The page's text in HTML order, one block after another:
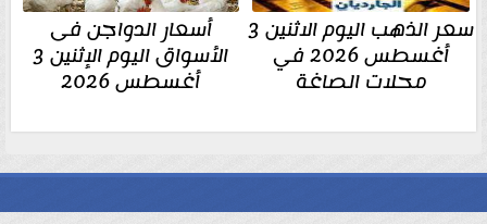
سعر الذهب اليوم الاثنين 3
أغسطس 2026 في
محلات الصاغة
أسعار الدواجن فى
الأسواق اليوم الإثنين 3
أغسطس 2026